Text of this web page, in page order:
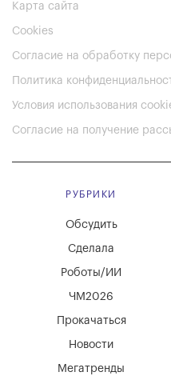
Карта сайта
Cookies
Согласие на обработку
Политика
Условия использования
Согласие на получение
РУБРИКИ
Мегатренды
Новости
Обсудить
Сделала
Роботы/ИИ
ЧМ2026
Прокачаться